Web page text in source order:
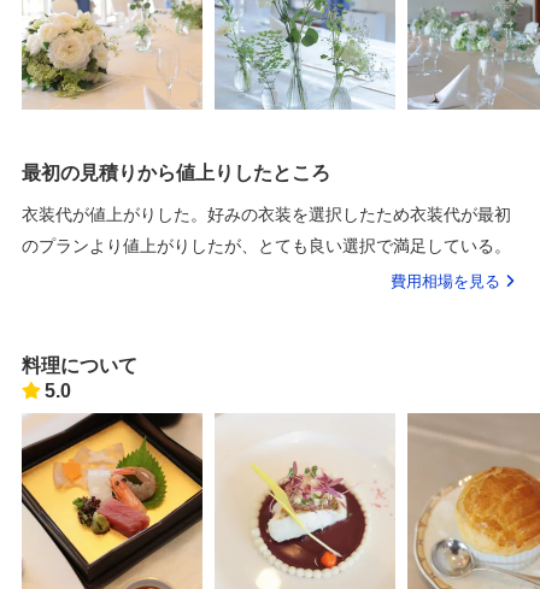
最初の見積りから値上りしたところ
衣装代が値上がりした。好みの衣装を選択したため衣装代が最初
のプランより値上がりしたが、とても良い選択で満足している。
費用相場を見る
料理について
5.0